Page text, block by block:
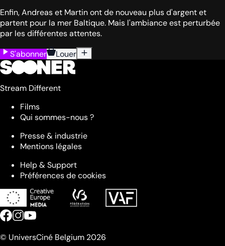
Enfin, Andreas et Martin ont de nouveau plus d'argent et
partent pour la mer Baltique. Mais l'ambiance est perturbée
par les différentes attentes.
S'abonner
Louer
Stream Different
Films
Qui sommes-nous ?
Presse & industrie
Mentions légales
Help & Support
Préférences de cookies
© UniversCiné Belgium 2026